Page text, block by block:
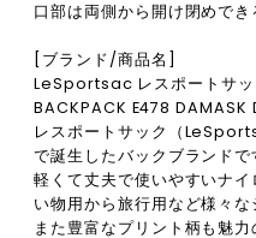
口部は両側から開け閉めでき
[ブランド/商品名]
LeSportsac レスポートサッ
BACKPACK E478 DAMASK
レスポートサック（
で誕生したバックブランドで
軽くて丈夫で使いやすいナ
い物用から旅行用など様々な
また豊富なプリント柄も魅